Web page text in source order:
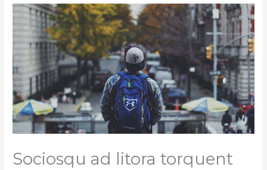
Sociosqu ad litora torquent